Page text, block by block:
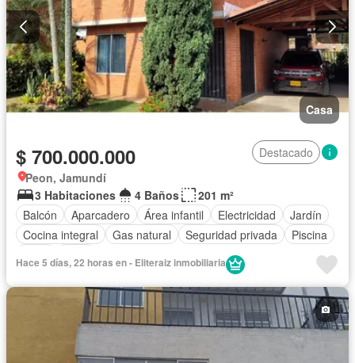
Casa
$ 700.000.000
Destacado
Peon, Jamundí
3 Habitaciones
4 Baños
201 m²
Balcón
Aparcadero Área infantil Electricidad
Jardín
Cocina integral
Gas natural Seguridad privada
Piscina
Hace 5 días, 22 horas en - Eliteraiz inmobiliaria